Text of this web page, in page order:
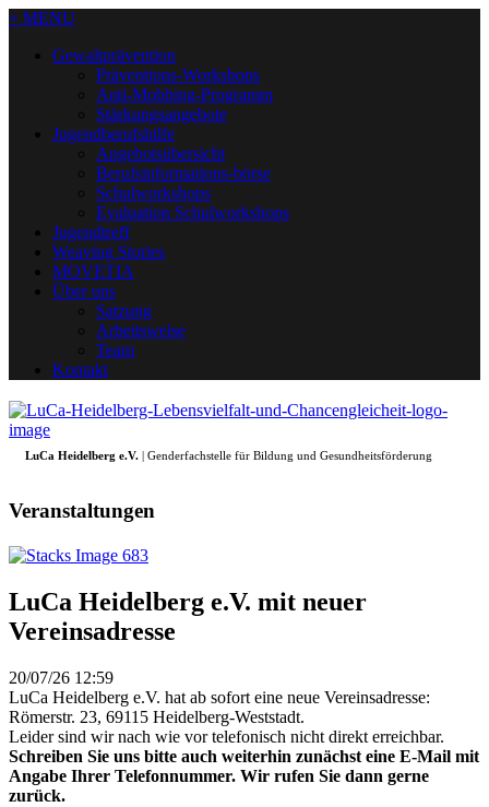
+ MENU
Gewaltprävention
Präventions-Workshops
Anti-Mobbing-Programm
Stärkungsangebote
Jugendberufshilfe
Angebotsübersicht
Berufsinformations-börse
Schulworkshops
Evaluation Schulworkshops
Jugendtreff
Weaving Stories
MOVETIA
Über uns
Satzung
Arbeitsweise
Team
Kontakt
LuCa Heidelberg e.V. | Genderfachstelle für Bildung und Gesundheitsförderung
Veranstaltungen
LuCa Heidelberg e.V. mit neuer
Vereinsadresse
20/07/26 12:59
LuCa Heidelberg e.V. hat ab sofort eine neue Vereinsadresse:
Römerstr. 23, 69115 Heidelberg-Weststadt.
Leider sind wir nach wie vor telefonisch nicht direkt erreichbar.
Schreiben Sie uns bitte auch weiterhin zunächst eine E-Mail mit
Angabe Ihrer Telefonnummer. Wir rufen Sie dann gerne
zurück.